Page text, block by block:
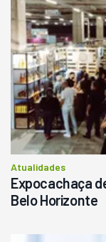
Pá
Ano 1987
Londrina
R$
Atualidades
Expocachaça
Belo Horizonte